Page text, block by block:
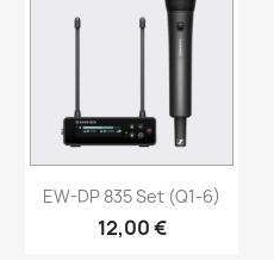
Vorschau
EW-DP 835 Set (Q1-6)
12,00 €